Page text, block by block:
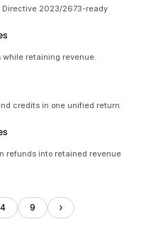
Directive 2023/2673-ready
retaining revenue.
credits in one unified return
refunds into retained revenue
4 9